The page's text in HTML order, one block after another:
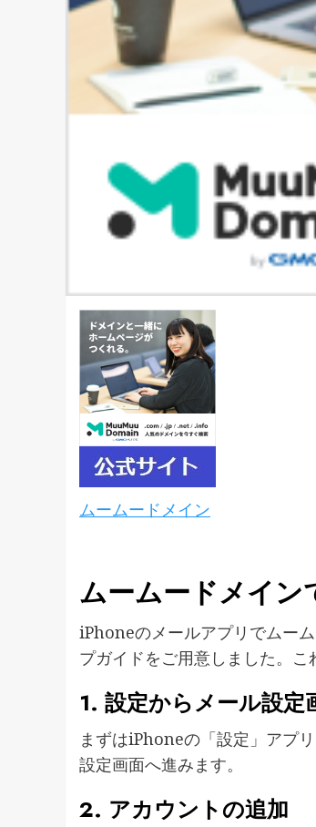
ムームードメイン
ムームードメイン
iPhoneのメールアプリでムー
プガイドをご用意しました。こ
1. 設定からメール設定
まずはiPhoneの「設定」アプ
設定画面へ進みます。
2. アカウントの追加